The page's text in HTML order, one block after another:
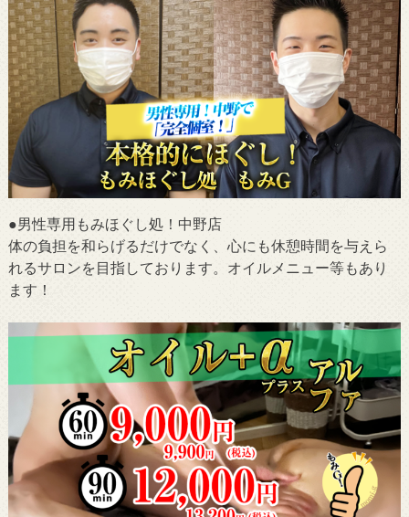
●男性専用もみほぐし処！中野店
体の負担を和らげるだけでなく、心にも休憩時間を与えら
れるサロンを目指しております。オイルメニュー等もあり
ます！